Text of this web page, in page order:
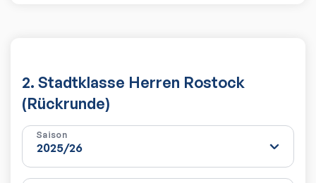
2. Stadtklasse Herren Rostock
(Rückrunde)
Saison